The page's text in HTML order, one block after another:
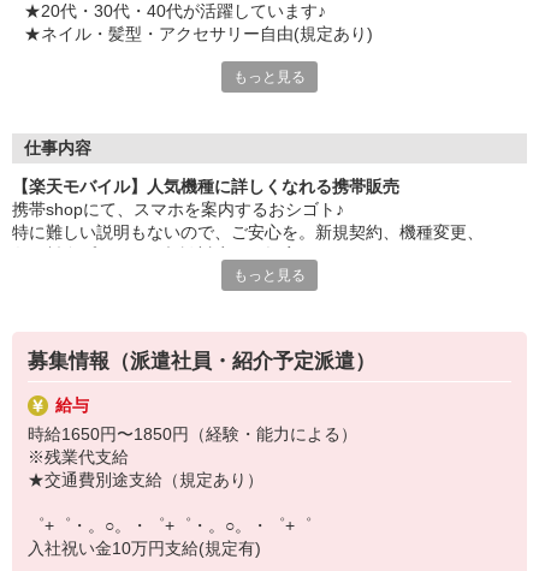
★20代・30代・40代が活躍しています♪
★ネイル・髪型・アクセサリー自由(規定あり)
シエロのスタッフは9割が未経験スタート。
ずっと先まで役に立ちます！
丁寧な研修もあるので、
みなさんから働きやすいと好評です♪
最新アプリ事情やお得なプラン、
スマホの裏ワザを学べるチャンス♪
￣￣￣￣￣￣￣￣￣￣￣
▼オフィスワーク
事務、経理、データ入力、コールセンター、受付
▼工場・製造・軽作業系
機械/食品製造・梱包・仕分け・加工・組立・検査
▼美容系
眉毛サロンのアイブロウ・ネイリスト・エステ
▼営業・販売
法人営業・アパレル販売・個別指導塾・人材紹介
▼人気案件も多数♪
短期・期間限定・オープニング・官公庁案件
もっと見る
仕事内容
【楽天モバイル】人気機種に詳しくなれる携帯販売
携帯shopにて、スマホを案内するおシゴト♪
特に難しい説明もないので、ご安心を。新規契約、機種変更、
満足度◎
■携帯やインターネット販売業務
docomo(ドコモ)/au(エーユー)・KDDI/softbank(ソフトバンク)など
の大手キャリアから
ワイモバイル(Y!mobille)、楽天モバイル、UQなど格安スマホまで幅
広く紹介可能♪
もっと見る
募集情報（派遣社員・紹介予定派遣）
給与
時給1650円〜1850円（経験・能力による）
※残業代支給
★交通費別途支給（規定あり）
゜+゜・。○。・゜+゜・。○。・゜+゜
入社祝い金10万円支給(規定有)